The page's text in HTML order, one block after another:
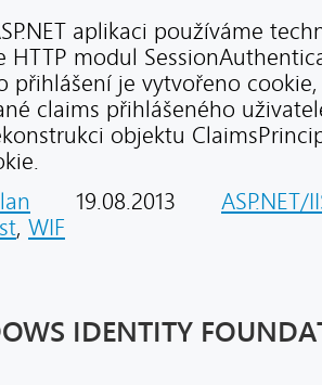
aplikaci používáme
HTTP modul
přihlášení je vytvořeno
claims přihlášeného
objektu
19.08.2013
ASP.NET/
, WIF
IDENTITY